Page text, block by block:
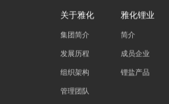
关于雅化
集团简介
发展历程
组织架构
管理团队
雅化锂业
简介
成员企业
锂盐产品